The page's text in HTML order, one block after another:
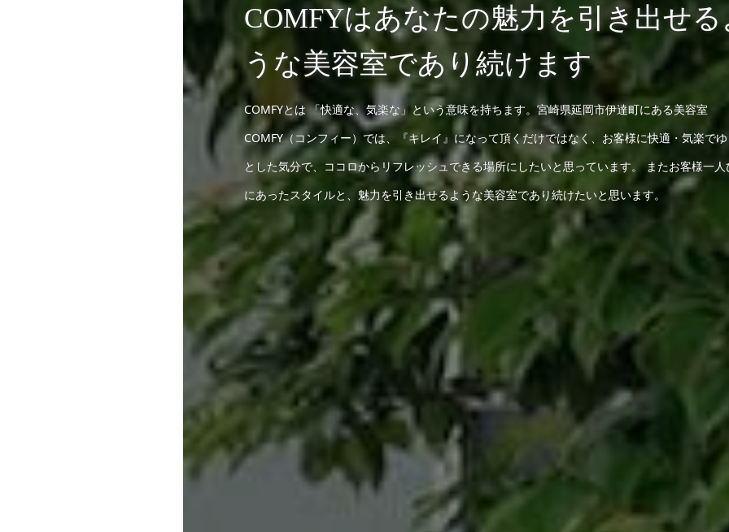
COMFYはあなたの魅力を引き出せる
うな美容室であり続けます
COMFYとは 「快適な、気楽な」という意味を持ちます。宮崎県延岡市伊達町にある美容室
COMFY（コンフィー）では、『キレイ』になって頂くだけではなく、お客様に快適・気楽で
とした気分で、ココロからリフレッシュできる場所にしたいと思っています。 またお客様一人
にあったスタイルと、魅力を引き出せるような美容室であり続けたいと思います。